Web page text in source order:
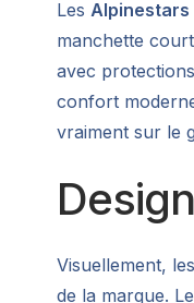
Les Alpinestars
manchette
avec
confort
vraiment sur le
Visuellement, les
de la marque.